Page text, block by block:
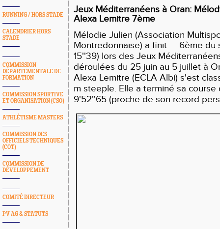
RUNNING / HORS STADE
CALENDRIER HORS
STADE
COMMISSION
DÉPARTEMENTALE DE
FORMATION
COMMISSION SPORTIVE
ET ORGANISATION (CSO)
ATHLÉTISME MASTERS
COMMISSION DES
OFFICIELS TECHNIQUES
(COT)
COMMISSION DE
DÉVELOPPEMENT
COMITÉ DIRECTEUR
PV AG & STATUTS
Jeux Méditerranéens à Oran:
Alexa Lemitre 7ème
Mélodie Julien (Association
Montredonnaise) a finit 6ème du
15''39) lors des Jeux
déroulées du 25 juin au 5
Alexa Lemitre (ECLA Albi) s'est
m steeple. Elle a terminé sa
9'52''65 (proche de son record